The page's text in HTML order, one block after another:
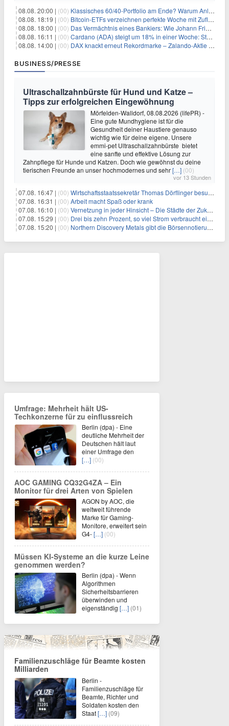
08.08. 20:00 | (00) Klassisches 60/40-Portfolio am Ende? Warum Anleger jetzt radikal umdenken müssen
08.08. 18:19 | (00) Bitcoin-ETFs verzeichnen perfekte Woche mit Zuflüssen auf 3-Monats-Hoch
08.08. 18:00 | (00) Das Vermächtnis eines Bankiers: Wie Johann Friedrich Städel sein Imperium unsterblich machte
08.08. 16:11 | (00) Cardano (ADA) steigt um 18% in einer Woche: Steht ein Kurs von $0,30 bevor?
08.08. 14:00 | (00) DAX knackt erneut Rekordmarke – Zalando-Aktie crasht nach Quartalszahlen
BUSINESS/PRESSE
Ultraschallzahnbürste für Hund und Katze –
Tipps zur erfolgreichen Eingewöhnung
Mörfelden-Walldorf, 08.08.2026 (lifePR) -
Eine gute Mundhygiene ist für die
Gesundheit deiner Haustiere genauso
wichtig wie für deine eigene. Unsere
emmi-pet Ultraschallzahnbürste bietet
eine sanfte und effektive Lösung zur
Zahnpflege für Hunde und Katzen. Doch wie gewöhnst du deine
tierischen Freunde an unser hochmodernes und sehr[…] (00)
vor 13 Stunden
07.08. 16:47 | (00) Wirtschaftsstaatssekretär Thomas Dörflinger besucht Handwerksbetrieb im Kammerbezirk Freiburg
07.08. 16:31 | (00) Arbeit macht Spaß oder krank
07.08. 16:10 | (00) Vernetzung in jeder Hinsicht – Die Städte der Zukunft sind grün-blau
07.08. 15:29 | (00) Drei bis zehn Prozent, so viel Strom verbraucht ein Aufzug im Gebäude
07.08. 15:20 | (00) Northern Discovery Metals gibt die Börsennotierung an der Frankfurter Wertpapierbörse bekannt
Umfrage: Mehrheit hält US-
Techkonzerne für zu einflussreich
Berlin (dpa) - Eine
deutliche Mehrheit der
Deutschen hält laut
einer Umfrage den
[…] (00)
AOC GAMING CQ32G4ZA – Ein
Monitor für drei Arten von Spielen
AGON by AOC, die
weltweit führende
Marke für Gaming-
Monitore, erweitert sein
G4-[…] (00)
Müssen KI-Systeme an die kurze Leine
genommen werden?
Berlin (dpa) - Wenn
Algorithmen
Sicherheitsbarrieren
überwinden und
eigenständig […] (01)
Familienzuschläge für Beamte kosten
Milliarden
Berlin -
Familienzuschläge für
Beamte, Richter und
Soldaten kosten den
Staat[…] (09)